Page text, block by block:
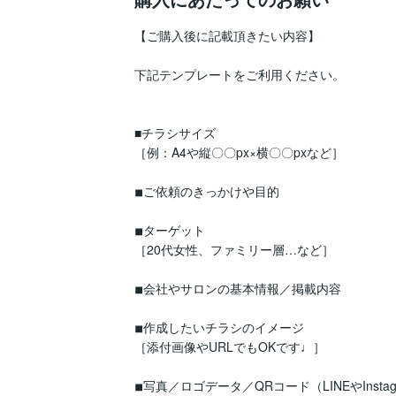
【ご購入後に記載頂きたい内容】
下記テンプレートをご利用ください。
■チラシサイズ
［例：A4や縦〇〇px×横〇〇pxなど］
◾︎ご依頼のきっかけや目的
◾︎ターゲット
［20代女性、ファミリー層…など］
◾︎会社やサロンの基本情報／掲載内容
◾︎作成したいチラシのイメージ
［添付画像やURLでもOKです♩］
◾︎写真／ロゴデータ／QRコード（LINEや